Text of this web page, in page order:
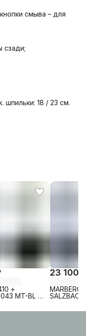
смыва – для
сзади;
18 / 23 см.
+
MT-BL +
23 100
MARBERG